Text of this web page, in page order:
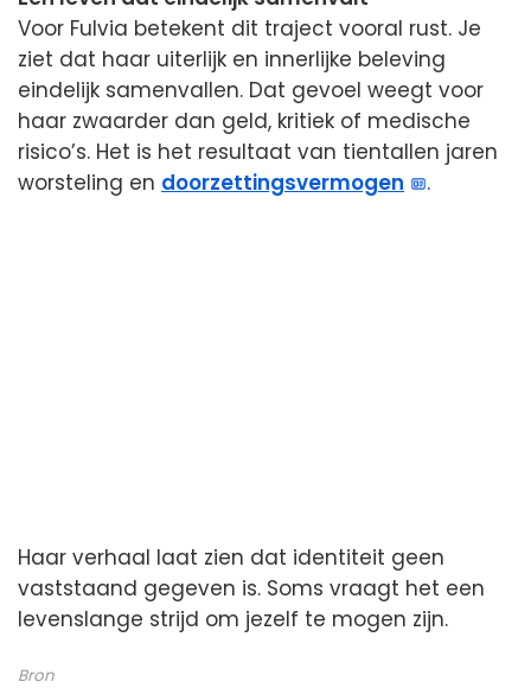
Voor Fulvia betekent dit traject vooral rust. Je
ziet dat haar uiterlijk en innerlijke beleving
eindelijk samenvallen. Dat gevoel weegt voor
haar zwaarder dan geld, kritiek of medische
risico’s. Het is het resultaat van tientallen jaren
worsteling en doorzettingsvermogen .
Haar verhaal laat zien dat identiteit geen
vaststaand gegeven is. Soms vraagt het een
levenslange strijd om jezelf te mogen zijn.
Bron